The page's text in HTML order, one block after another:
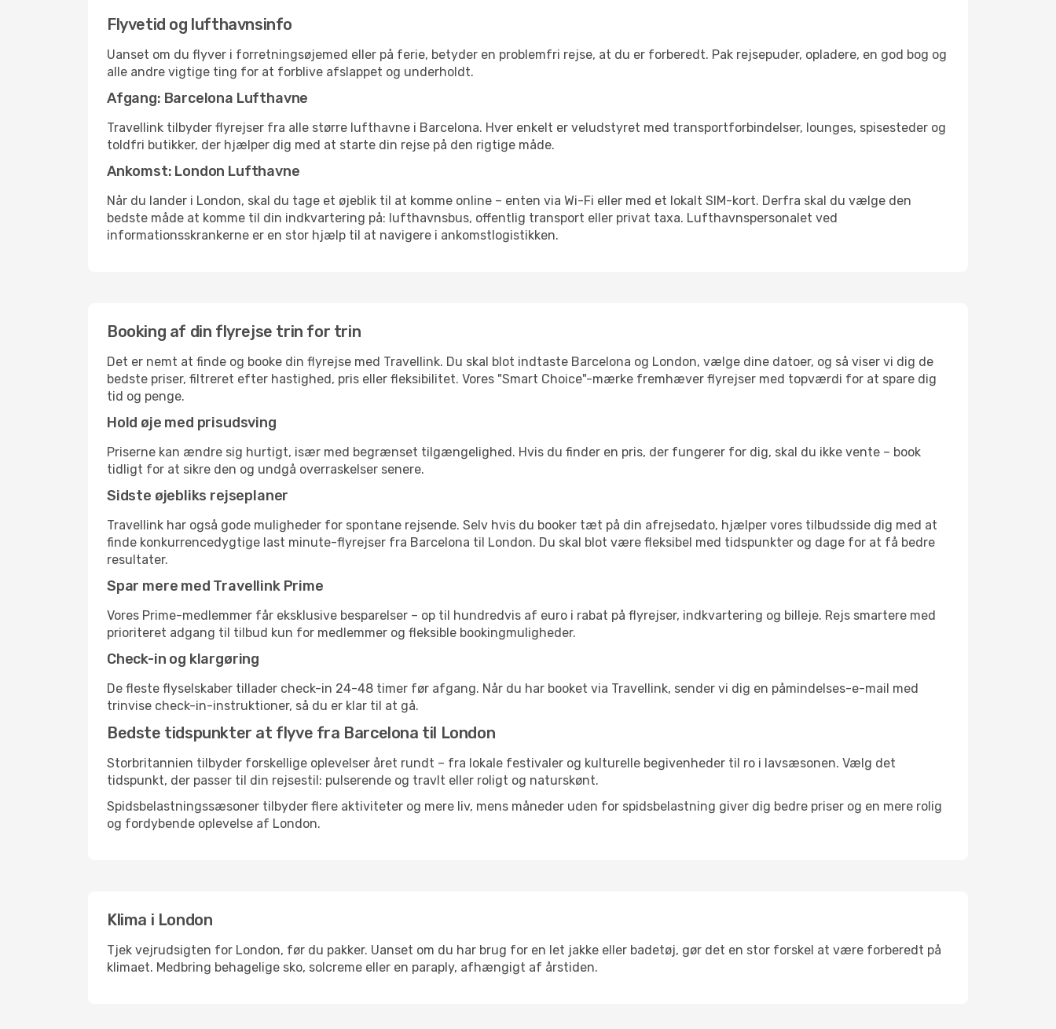
Flyvetid og lufthavnsinfo
Uanset om du flyver i forretningsøjemed eller på ferie, betyder en problemfri rejse, at du er forberedt. Pak rejsepuder, opladere, en god bog og
alle andre vigtige ting for at forblive afslappet og underholdt.
Afgang: Barcelona Lufthavne
Travellink tilbyder flyrejser fra alle større lufthavne i Barcelona. Hver enkelt er veludstyret med transportforbindelser, lounges, spisesteder og
toldfri butikker, der hjælper dig med at starte din rejse på den rigtige måde.
Ankomst: London Lufthavne
Når du lander i London, skal du tage et øjeblik til at komme online – enten via Wi-Fi eller med et lokalt SIM-kort. Derfra skal du vælge den
bedste måde at komme til din indkvartering på: lufthavnsbus, offentlig transport eller privat taxa. Lufthavnspersonalet ved
informationsskrankerne er en stor hjælp til at navigere i ankomstlogistikken.
Booking af din flyrejse trin for trin
Det er nemt at finde og booke din flyrejse med Travellink. Du skal blot indtaste Barcelona og London, vælge dine datoer, og så viser vi dig de
bedste priser, filtreret efter hastighed, pris eller fleksibilitet. Vores "Smart Choice"-mærke fremhæver flyrejser med topværdi for at spare dig
tid og penge.
Hold øje med prisudsving
Priserne kan ændre sig hurtigt, især med begrænset tilgængelighed. Hvis du finder en pris, der fungerer for dig, skal du ikke vente – book
tidligt for at sikre den og undgå overraskelser senere.
Sidste øjebliks rejseplaner
Travellink har også gode muligheder for spontane rejsende. Selv hvis du booker tæt på din afrejsedato, hjælper vores tilbudsside dig med at
finde konkurrencedygtige last minute-flyrejser fra Barcelona til London. Du skal blot være fleksibel med tidspunkter og dage for at få bedre
resultater.
Spar mere med Travellink Prime
Vores Prime-medlemmer får eksklusive besparelser – op til hundredvis af euro i rabat på flyrejser, indkvartering og billeje. Rejs smartere med
prioriteret adgang til tilbud kun for medlemmer og fleksible bookingmuligheder.
Check-in og klargøring
De fleste flyselskaber tillader check-in 24-48 timer før afgang. Når du har booket via Travellink, sender vi dig en påmindelses-e-mail med
trinvise check-in-instruktioner, så du er klar til at gå.
Bedste tidspunkter at flyve fra Barcelona til London
Storbritannien tilbyder forskellige oplevelser året rundt – fra lokale festivaler og kulturelle begivenheder til ro i lavsæsonen. Vælg det
tidspunkt, der passer til din rejsestil: pulserende og travlt eller roligt og naturskønt.
Spidsbelastningssæsoner tilbyder flere aktiviteter og mere liv, mens måneder uden for spidsbelastning giver dig bedre priser og en mere rolig
og fordybende oplevelse af London.
Klima i London
Tjek vejrudsigten for London, før du pakker. Uanset om du har brug for en let jakke eller badetøj, gør det en stor forskel at være forberedt på
klimaet. Medbring behagelige sko, solcreme eller en paraply, afhængigt af årstiden.